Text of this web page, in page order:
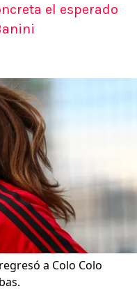
el esperado
a Colo Colo